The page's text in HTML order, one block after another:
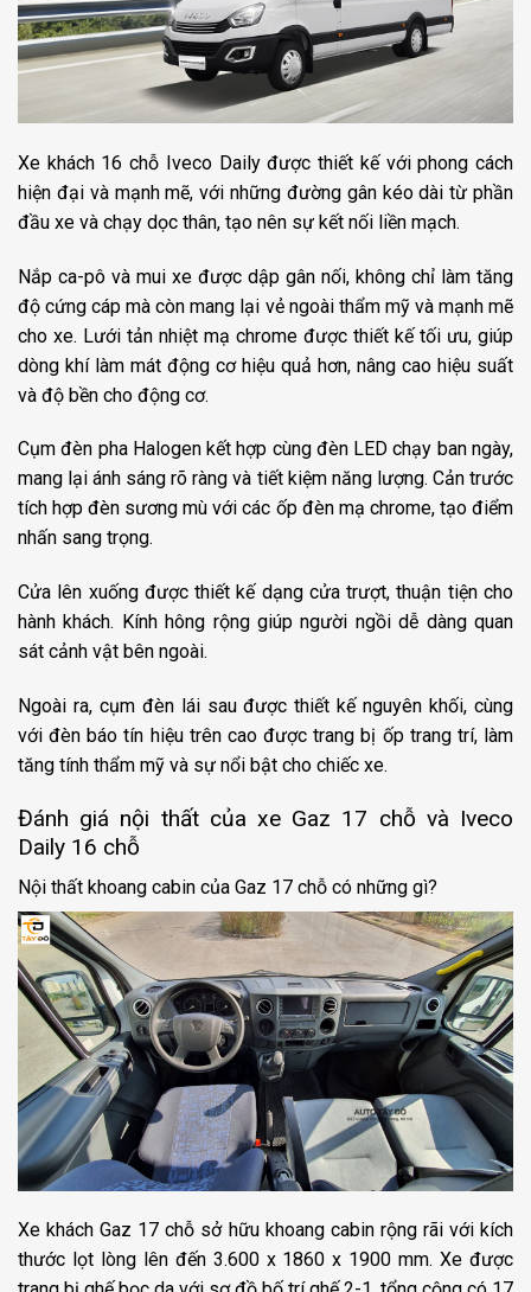
Xe khách 16 chỗ Iveco Daily được thiết kế với phong cách
hiện đại và mạnh mẽ, với những đường gân kéo dài từ phần
đầu xe và chạy dọc thân, tạo nên sự kết nối liền mạch.
Nắp ca-pô và mui xe được dập gân nối, không chỉ làm tăng
độ cứng cáp mà còn mang lại vẻ ngoài thẩm mỹ và mạnh mẽ
cho xe. Lưới tản nhiệt mạ chrome được thiết kế tối ưu, giúp
dòng khí làm mát động cơ hiệu quả hơn, nâng cao hiệu suất
và độ bền cho động cơ.
Cụm đèn pha Halogen kết hợp cùng đèn LED chạy ban ngày,
mang lại ánh sáng rõ ràng và tiết kiệm năng lượng. Cản trước
tích hợp đèn sương mù với các ốp đèn mạ chrome, tạo điểm
nhấn sang trọng.
Cửa lên xuống được thiết kế dạng cửa trượt, thuận tiện cho
hành khách. Kính hông rộng giúp người ngồi dễ dàng quan
sát cảnh vật bên ngoài.
Ngoài ra, cụm đèn lái sau được thiết kế nguyên khối, cùng
với đèn báo tín hiệu trên cao được trang bị ốp trang trí, làm
tăng tính thẩm mỹ và sự nổi bật cho chiếc xe.
Đánh giá nội thất của xe Gaz 17 chỗ và Iveco
Daily 16 chỗ
Nội thất khoang cabin của Gaz 17 chỗ có những gì?
Xe khách Gaz 17 chỗ sở hữu khoang cabin rộng rãi với kích
thước lọt lòng lên đến 3.600 x 1860 x 1900 mm. Xe được